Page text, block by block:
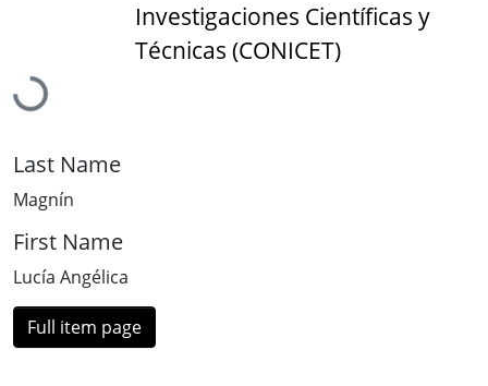
Loading...
Investigaciones Científicas y
Técnicas (CONICET)
Last Name
Magnín
First Name
Lucía Angélica
Full item page